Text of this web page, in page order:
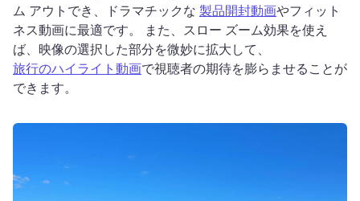
ム アウトでき、ドラマチックな 製品開封動画やフィット
ネス動画に最適です。
また、スロー ズーム効果を使え
ば、映像の選択した部分を微妙に拡大して、
旅行のハイライト動画で視聴者の期待を膨らませることが
できます。